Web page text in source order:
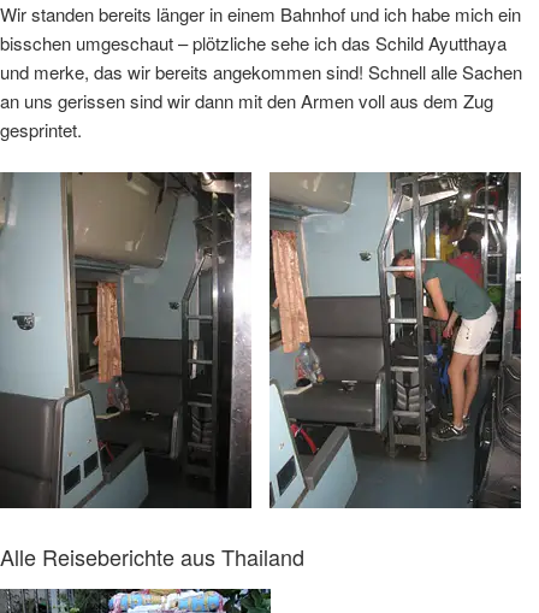
Wir standen bereits länger in einem Bahnhof und ich habe mich ein
bisschen umgeschaut – plötzliche sehe ich das Schild Ayutthaya
und merke, das wir bereits angekommen sind! Schnell alle Sachen
an uns gerissen sind wir dann mit den Armen voll aus dem Zug
gesprintet.
Alle Reiseberichte aus Thailand